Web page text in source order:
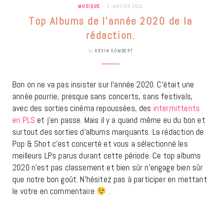
MUSIQUE 3 JANVIER 2021
Top Albums de l’année 2020 de la
rédaction.
by KEVIN GOMBERT
Bon on ne va pas insister sur l’année 2020. C’était une
année pourrie, presque sans concerts, sans festivals,
avec des sorties cinéma repoussées, des intermittents
en PLS et j’en passe. Mais il y a quand même eu du bon et
surtout des sorties d’albums marquants. La rédaction de
Pop & Shot c’est concerté et vous a sélectionné les
meilleurs LPs parus durant cette période. Ce top albums
2020 n’est pas classement et bien sûr n’engage bien sûr
que notre bon goût. N’hésitez pas à participer en mettant
le votre en commentaire
.